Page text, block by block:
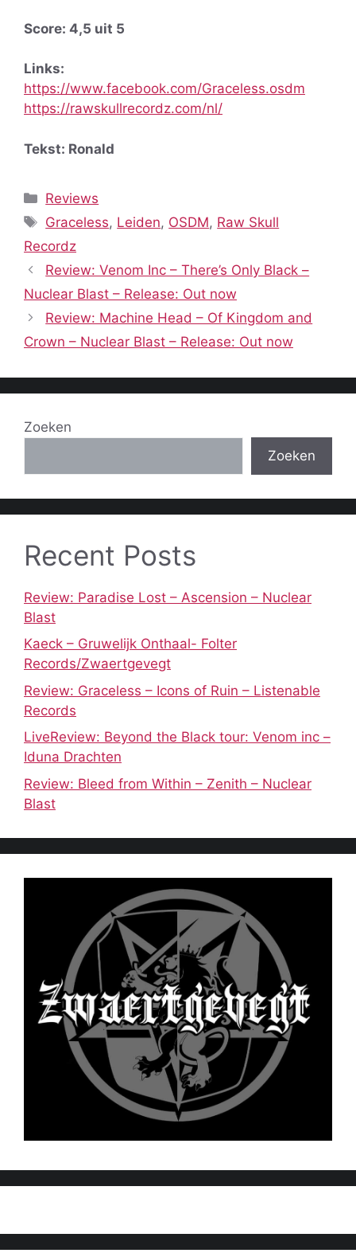
Score: 4,5 uit 5
Links:
https://www.facebook.com/Graceless.osdm
https://rawskullrecordz.com/nl/
Tekst: Ronald
Categorieën
Reviews
Tags
Graceless, Leiden, OSDM, Raw Skull
Recordz
Review: Venom Inc – There’s Only Black –
Nuclear Blast – Release: Out now
Review: Machine Head – Of Kingdom and
Crown – Nuclear Blast – Release: Out now
Zoeken
Zoeken
Recent Posts
Review: Paradise Lost – Ascension – Nuclear
Blast
Kaeck – Gruwelijk Onthaal- Folter
Records/Zwaertgevegt
Review: Graceless – Icons of Ruin – Listenable
Records
LiveReview: Beyond the Black tour: Venom inc –
Iduna Drachten
Review: Bleed from Within – Zenith – Nuclear
Blast